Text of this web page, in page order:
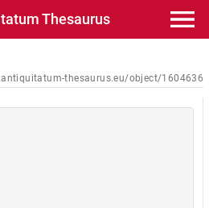
Thesaurus
thesaurus.eu/object/1604636